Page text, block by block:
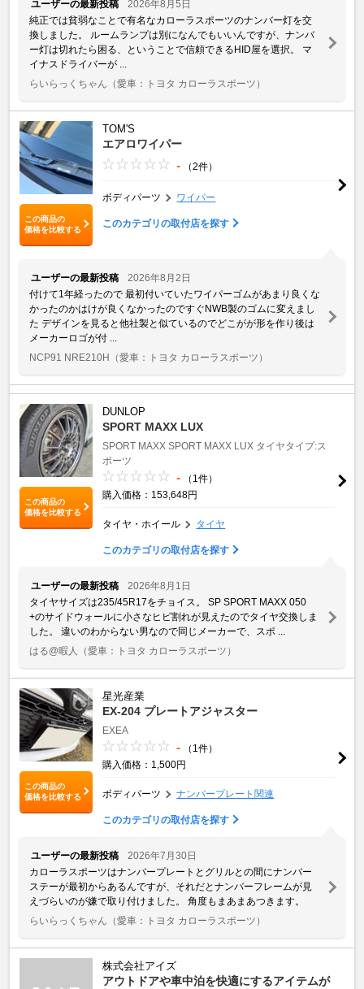
ユーザーの最新投稿
2026年8月5日
純正では貧弱なことで有名なカローラスポーツのナンバー灯を交
換しました。 ルームランプは別になんでもいいんですが、ナンバ
ー灯は切れたら困る、ということで信頼できるHID屋を選択。 マ
イナスドライバーが ...
らいらっくちゃん （愛車：トヨタ カローラスポーツ）
この商品の
価格を比較する
TOM'S
エアロワイパー
- （2件）
ボディパーツ ワイパー
このカテゴリの取付店を探す
ユーザーの最新投稿
2026年8月2日
付けて1年経ったので 最初付いていたワイパーゴムがあまり良くな
かったのかはけが良くなかったのですぐNWB製のゴムに変えまし
た デザインを見ると他社製と似ているのでどこがが形を作り後は
メーカーロゴが付 ...
NCP91 NRE210H （愛車：トヨタ カローラスポーツ）
この商品の
価格を比較する
DUNLOP
SPORT MAXX LUX
SPORT MAXX SPORT MAXX LUX タイヤタイプ:ス
ポーツ
-
（1件）
購入価格：153,648円
タイヤ・ホイール タイヤ
このカテゴリの取付店を探す
ユーザーの最新投稿
2026年8月1日
タイヤサイズは235/45R17をチョイス。 SP SPORT MAXX 050
+のサイドウォールに小さなヒビ割れが見えたのでタイヤ交換しま
した。 違いのわからない男なので同じメーカーで、スポ ...
はる@暇人
（愛車：トヨタ カローラスポーツ）
この商品の
価格を比較する
星光産業
EX-204 プレートアジャスター
EXEA
-
（1件）
購入価格：1,500円
ボディパーツ ナンバープレート関連
このカテゴリの取付店を探す
ユーザーの最新投稿
2026年7月30日
カローラスポーツはナンバープレートとグリルとの間にナンバー
ステーが最初からあるんですが、それだとナンバーフレームが見
えづらいのが嫌で取り付けました。 角度もまあまあつきます。
らいらっくちゃん （愛車：トヨタ カローラスポーツ）
株式会社アイズ
アウトドアや車中泊を快適にするアイテムが